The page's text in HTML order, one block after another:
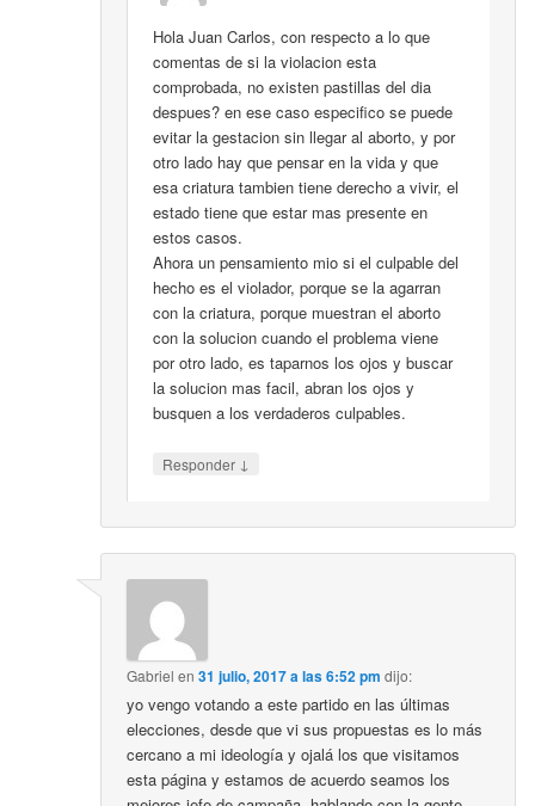
Hola Juan Carlos, con respecto a lo que
comentas de si la violacion esta
comprobada, no existen pastillas del dia
despues? en ese caso especifico se puede
evitar la gestacion sin llegar al aborto, y por
otro lado hay que pensar en la vida y que
esa criatura tambien tiene derecho a vivir, el
estado tiene que estar mas presente en
estos casos.
Ahora un pensamiento mio si el culpable del
hecho es el violador, porque se la agarran
con la criatura, porque muestran el aborto
con la solucion cuando el problema viene
por otro lado, es taparnos los ojos y buscar
la solucion mas facil, abran los ojos y
busquen a los verdaderos culpables.
Responder ↓
Gabriel en31 julio, 2017 a las 6:52 pm dijo:
yo vengo votando a este partido en las últimas
elecciones, desde que vi sus propuestas es lo más
cercano a mi ideología y ojalá los que visitamos
esta página y estamos de acuerdo seamos los